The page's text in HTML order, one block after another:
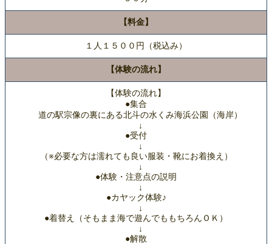
【料金】
１人１５００円（税込み）
【体験の流れ】
【体験の流れ】
●集合
道の駅宗像の裏にある北斗の水くみ海浜公園（海岸）
↓
●受付
↓
（※必要な方は濡れても良い服装・靴にお着換え）
↓
●体験・注意点の説明
↓
●カヤック体験♪
↓
●着替え（そもまま海で遊んでももちろんＯＫ）
↓
●解散